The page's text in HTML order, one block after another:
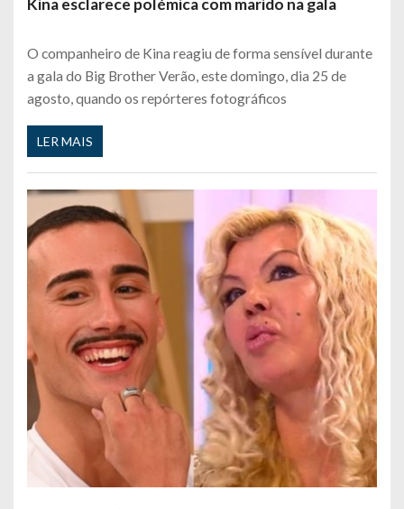
Kina esclarece polémica com marido na gala
O companheiro de Kina reagiu de forma sensível durante
a gala do Big Brother Verão, este domingo, dia 25 de
agosto, quando os repórteres fotográficos
LER MAIS